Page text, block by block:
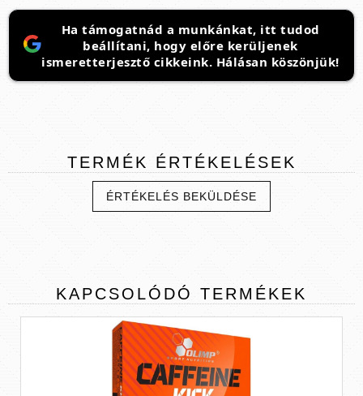
Ha támogatnád a munkánkat, itt tudod
beállítani, hogy előre kerüljenek
ismeretterjesztő cikkeink. Hálásan köszönjük!
TERMÉK ÉRTÉKELÉSEK
ÉRTÉKELÉS BEKÜLDÉSE
KAPCSOLÓDÓ TERMÉKEK